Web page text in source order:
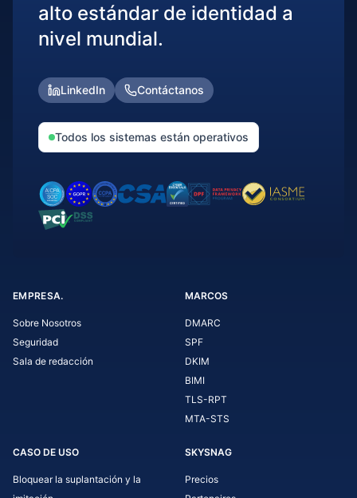
alto estándar de identidad a
nivel mundial.
LinkedIn Contáctanos
Todos los sistemas están operativos
EMPRESA.
Sobre Nosotros
Seguridad
Sala de redacción
MARCOS
DMARC
SPF
DKIM
BIMI
TLS-RPT
MTA-STS
CASO DE USO
Bloquear la suplantación y la
SKYSNAG
Precios